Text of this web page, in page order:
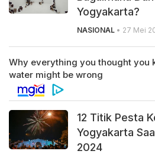
Yogyakarta?
NASIONAL • 27 Mei
12 Titik Pesta
Yogyakarta
2024